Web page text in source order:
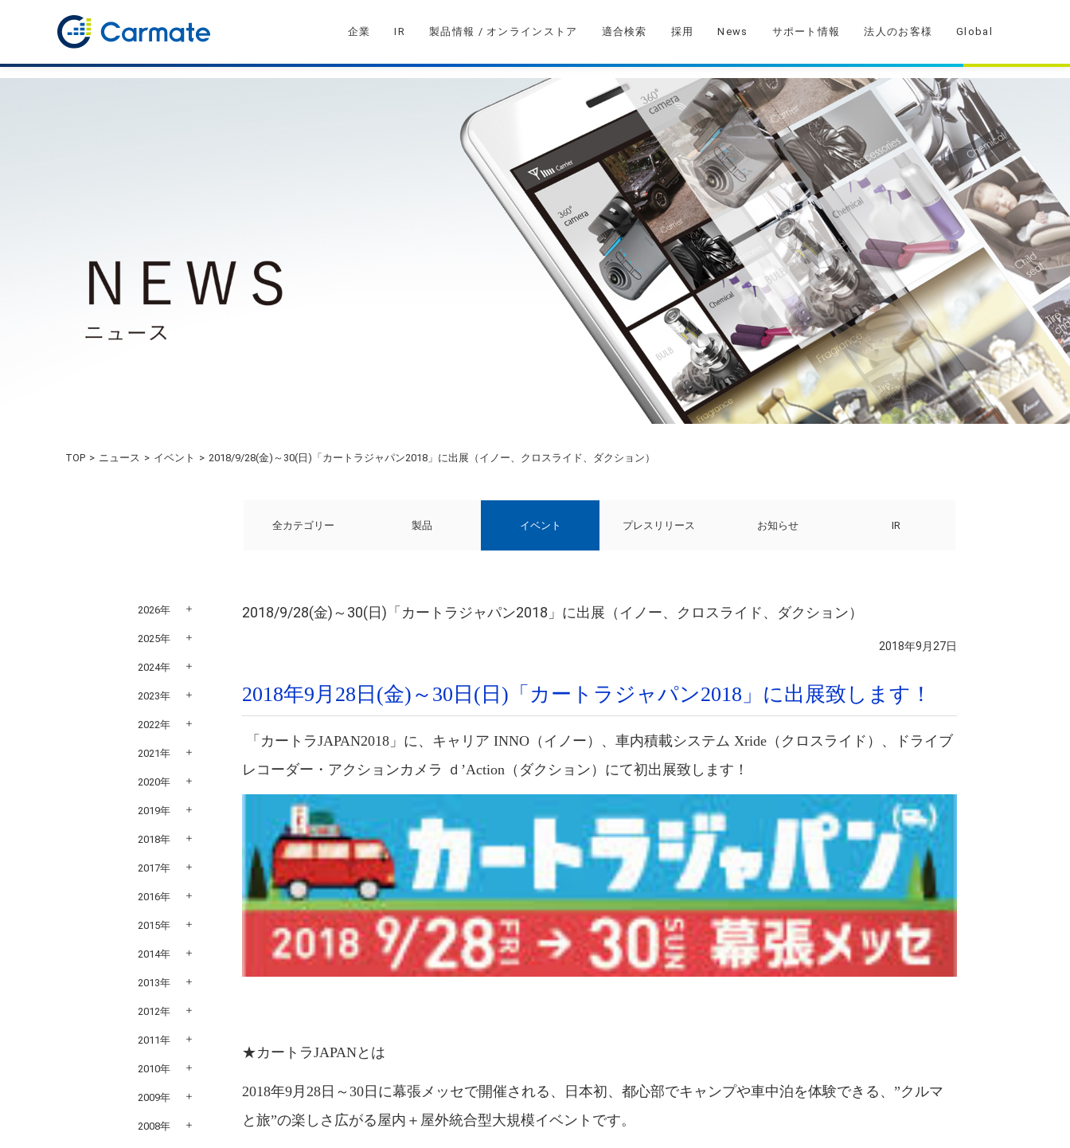
企業 IR 製品情報 / オンラインストア 適合検索 採用 News サポート情報 法人のお客様 Global
TOP ニュース イベント 2018/9/28(金)～30(日)「カートラジャパン2018」に出展（イノー、クロスライド、ダクション）
全カテゴリー 製品 イベント プレスリリース お知らせ IR
2018/9/28(金)～30(日)「カートラジャパン2018」に出展（イノー、クロスライド、ダクション）
2018年9月27日
2018年9月28日(金)～30日(日)「カートラジャパン2018」に出展致します！
「カートラJAPAN2018」に、キャリア INNO（イノー）、車内積載システム Xride（クロスライド）、ドライブ
レコーダー・アクションカメラ ｄ’Action（ダクション）にて初出展致します！
★カートラJAPANとは
2018年9月28日～30日に幕張メッセで開催される、日本初、都心部でキャンプや車中泊を体験できる、”クルマ
と旅”の楽しさ広がる屋内＋屋外統合型大規模イベントです。
2026年
2025年
2024年
2023年
2022年
2021年
2020年
2019年
2018年
2017年
2016年
2015年
2014年
2013年
2012年
2011年
2010年
2009年
2008年